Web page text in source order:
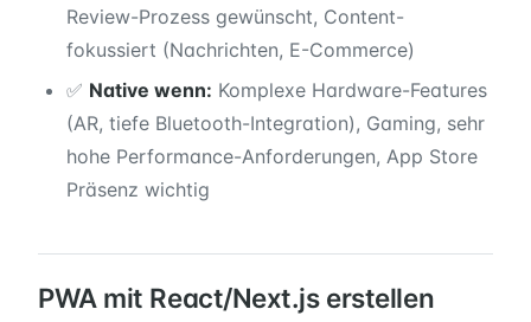
Review-Prozess gewünscht, Content-
fokussiert (Nachrichten, E-Commerce)
✅ Native wenn: Komplexe Hardware-Features
(AR, tiefe Bluetooth-Integration), Gaming, sehr
hohe Performance-Anforderungen, App Store
Präsenz wichtig
PWA mit React/Next.js erstellen